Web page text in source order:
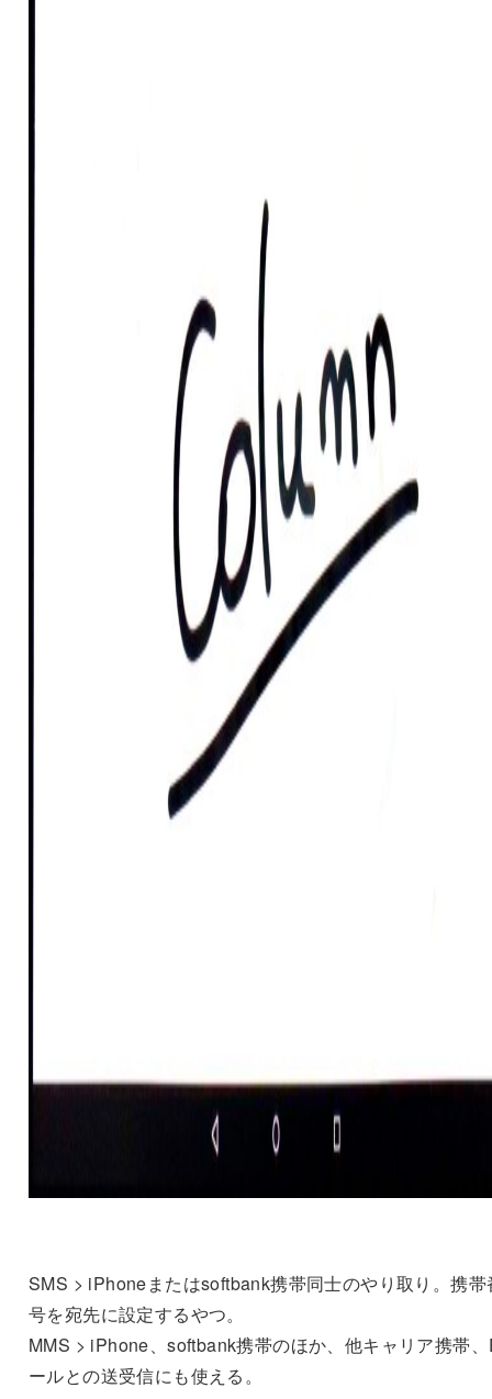
SMS > iPhoneまたはsoftbank携帯同士のやり取り。携帯
号を宛先に設定するやつ。
MMS > iPhone、softbank携帯のほか、他キャリア携帯
ールとの送受信にも使える。